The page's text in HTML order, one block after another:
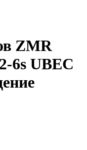
ZMR
6s UBEC